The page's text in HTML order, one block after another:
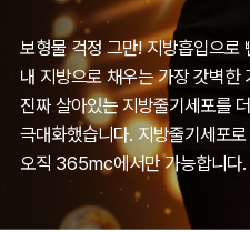
보형물 걱정 그만! 지방흡입으로
내 지방으로 채우는 가장 갓벽한
진짜 살아있는 지방줄기세포를
극대화했습니다. 지방줄기세포
오직 365mc에서만 가능합니다.